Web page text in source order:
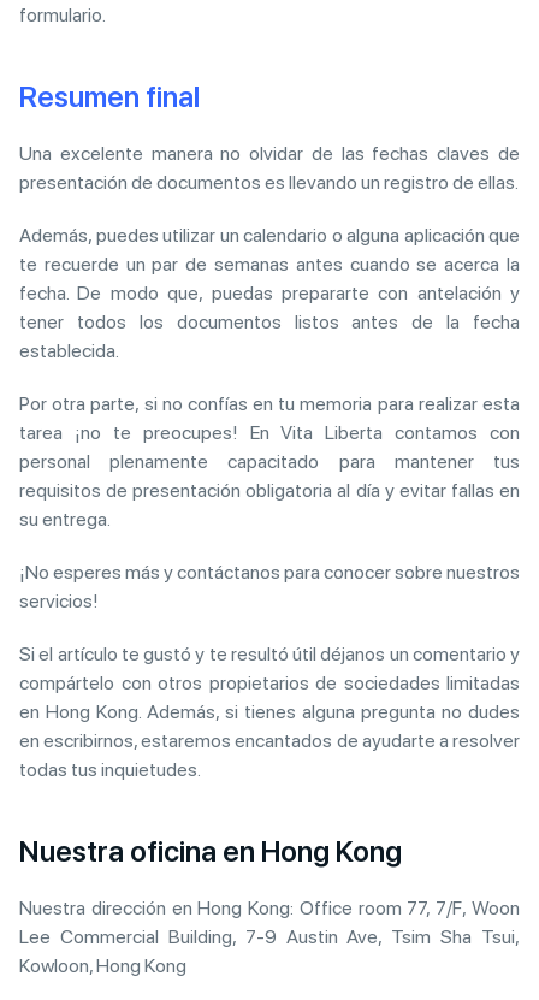
formulario.
Resumen final
Una excelente manera no olvidar de las fechas claves de
presentación de documentos es llevando un registro de ellas.
Además, puedes utilizar un calendario o alguna aplicación que
te recuerde un par de semanas antes cuando se acerca la
fecha. De modo que, puedas prepararte con antelación y
tener todos los documentos listos antes de la fecha
establecida.
Por otra parte, si no confías en tu memoria para realizar esta
tarea ¡no te preocupes! En Vita Liberta contamos con
personal plenamente capacitado para mantener tus
requisitos de presentación obligatoria al día y evitar fallas en
su entrega.
¡No esperes más y contáctanos para conocer sobre nuestros
servicios!
Si el artículo te gustó y te resultó útil déjanos un comentario y
compártelo con otros propietarios de sociedades limitadas
en Hong Kong. Además, si tienes alguna pregunta no dudes
en escribirnos, estaremos encantados de ayudarte a resolver
todas tus inquietudes.
Nuestra oficina en Hong Kong
Nuestra dirección en Hong Kong: Office room 77, 7/F, Woon
Lee Commercial Building, 7-9 Austin Ave, Tsim Sha Tsui,
Kowloon, Hong Kong